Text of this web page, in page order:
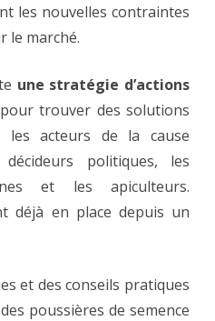
les nouvelles contraintes
le marché.
une stratégie d’actions
pour trouver des solutions
acteurs de la cause
politiques, les
et les apiculteurs.
déjà en place depuis un
et des conseils pratiques
poussières de semence